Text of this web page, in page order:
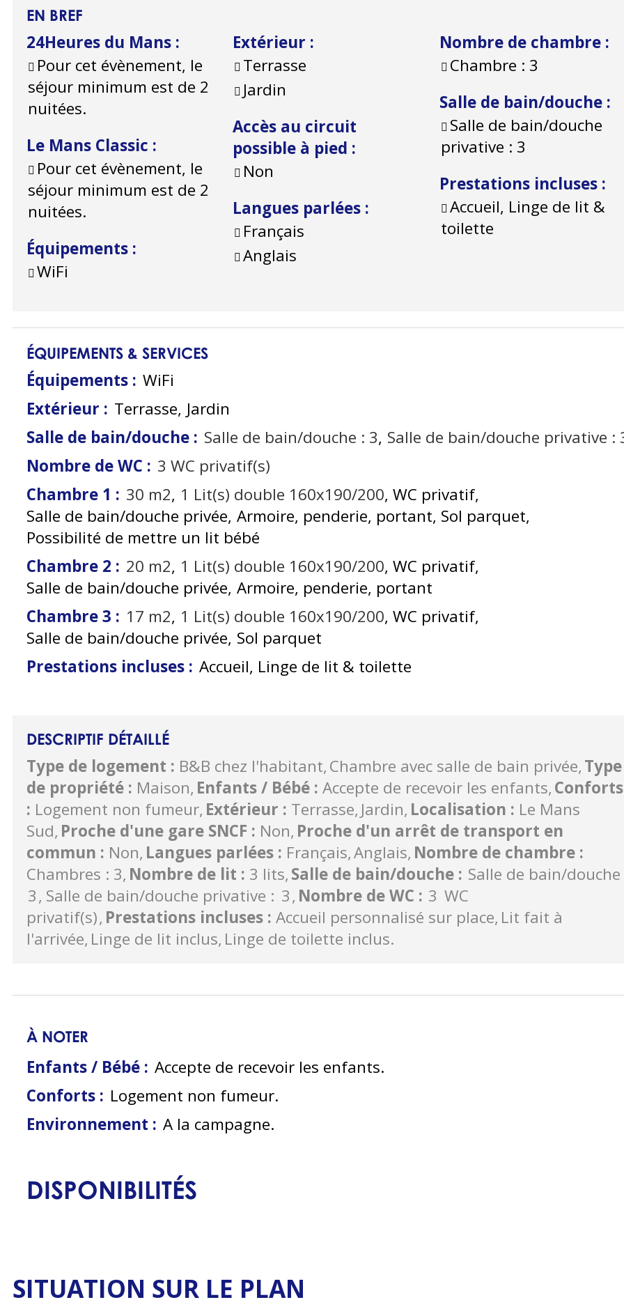
EN BREF
24Heures du Mans :
Pour cet évènement, le
séjour minimum est de 2
nuitées.
Le Mans Classic :
Pour cet évènement, le
séjour minimum est de 2
nuitées.
Équipements :
WiFi
Extérieur :
Terrasse
Jardin
Accès au circuit
possible à pied :
Non
Langues parlées :
Français
Anglais
Nombre de chambre :
Chambre : 3
Salle de bain/douche :
Salle de bain/douche
privative : 3
Prestations incluses :
Accueil, Linge de lit &
toilette
ÉQUIPEMENTS & SERVICES
Équipements : WiFi
Extérieur : Terrasse Jardin
Salle de bain/douche : Salle de bain/douche : 3 Salle de bain/douche privative :
Nombre de WC : 3 WC privatif(s)
Chambre 1 : 30 m2 1 Lit(s) double 160x190/200 WC privatif
Salle de bain/douche privée Armoire, penderie, portant Sol parquet
Possibilité de mettre un lit bébé
Chambre 2 : 20 m2 1 Lit(s) double 160x190/200 WC privatif
Salle de bain/douche privée Armoire, penderie, portant
Chambre 3 : 17 m2 1 Lit(s) double 160x190/200 WC privatif
Salle de bain/douche privée Sol parquet
Prestations incluses : Accueil, Linge de lit & toilette
DESCRIPTIF DÉTAILLÉ
Type de logement : B&B chez l'habitant Chambre avec salle de bain privée Type
de propriété : Maison Enfants / Bébé : Accepte de recevoir les enfants Conforts
: Logement non fumeur Extérieur : Terrasse Jardin Localisation : Le Mans
Sud Proche d'une gare SNCF : Non Proche d'un arrêt de transport en
commun : Non Langues parlées : Français Anglais Nombre de chambre :
Chambres : 3 Nombre de lit : 3 lits Salle de bain/douche : Salle de bain/douche
3 Salle de bain/douche privative : 3 Nombre de WC : 3 WC
privatif(s) Prestations incluses : Accueil personnalisé sur place Lit fait à
l'arrivée Linge de lit inclus Linge de toilette inclus
À NOTER
Enfants / Bébé : Accepte de recevoir les enfants
Conforts : Logement non fumeur
Environnement : A la campagne
DISPONIBILITÉS
SITUATION SUR LE PLAN